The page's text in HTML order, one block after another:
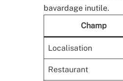
bavardage inutile.
Champ
Localisation
Restaurant